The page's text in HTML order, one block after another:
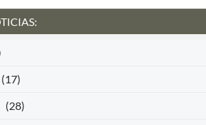
(17)
(28)